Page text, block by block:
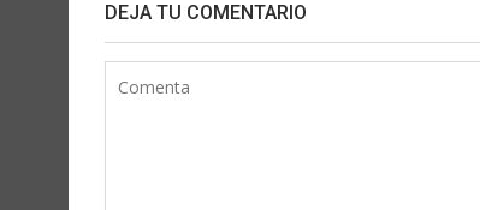
DEJA TU COMENTARIO